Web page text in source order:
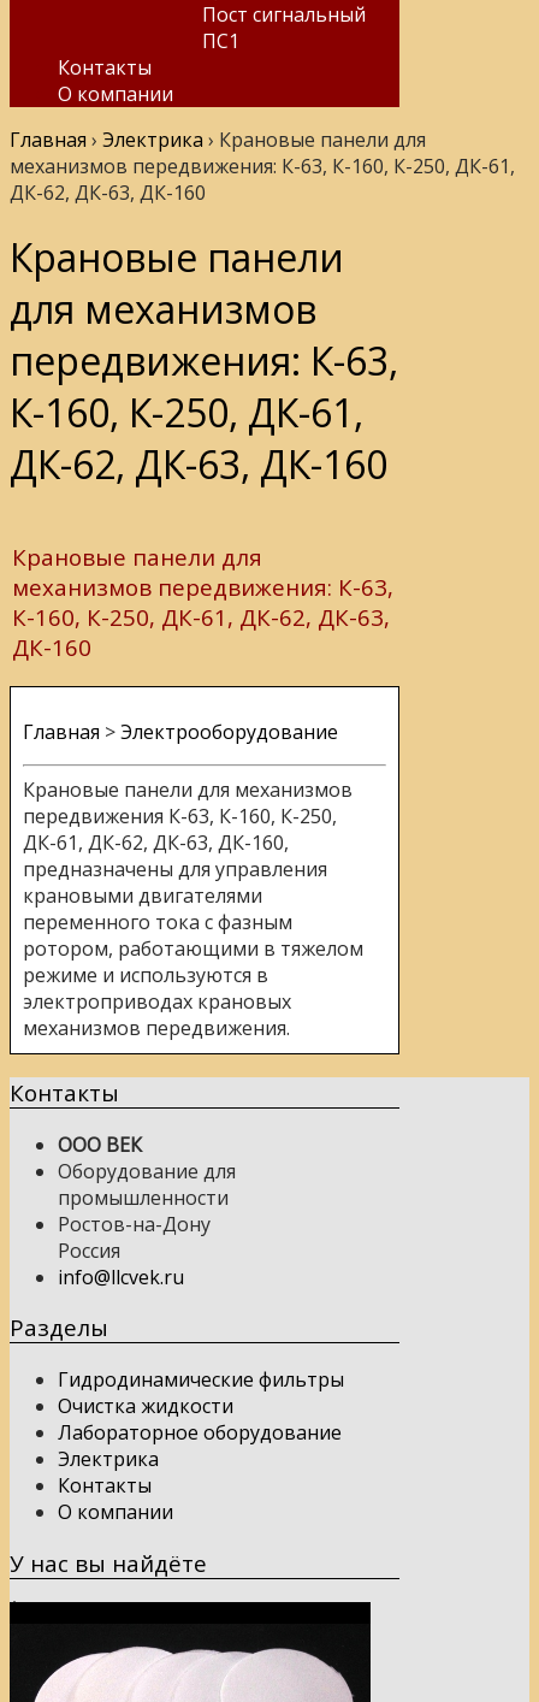
Пост сигнальный
ПС1
Контакты
О компании
Главная › Электрика › Крановые панели для
механизмов передвижения: К-63, К-160, К-250, ДК-61,
ДК-62, ДК-63, ДК-160
Крановые панели
для механизмов
передвижения: К-63,
К-160, К-250, ДК-61,
ДК-62, ДК-63, ДК-160
Крановые панели для
механизмов передвижения: К-63,
К-160, К-250, ДК-61, ДК-62, ДК-63,
ДК-160
Главная >Электрооборудование
Крановые панели для механизмов
передвижения К-63, К-160, К-250,
ДК-61, ДК-62, ДК-63, ДК-160,
предназначены для управления
крановыми двигателями
переменного тока с фазным
ротором, работающими в тяжелом
режиме и используются в
электроприводах крановых
механизмов передвижения.
Контакты
ООО ВЕК
Оборудование для
промышленности
Ростов-на-Дону
Россия
info@llcvek.ru
Разделы
Гидродинамические фильтры
Очистка жидкости
Лабораторное оборудование
Электрика
Контакты
О компании
У нас вы найдёте